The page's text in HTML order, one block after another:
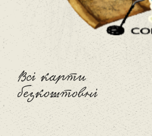
Всі карти
безкоштовні